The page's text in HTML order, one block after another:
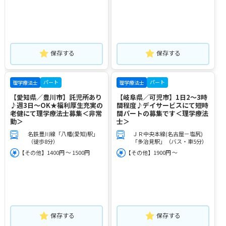
保存する 保存する
理学療法士 パート
【愛知県／豊川市】託児所あり
♪週3日～OK★福利厚生充実の
老健にて理学療法士募集＜非常
勤＞
名鉄豊川線「八幡(愛知)駅」
（徒歩8分）
【その他】1400円 ～ 1500円
保存する
理学療法士 パート
【岐阜県／可児市】1日2～3時
間程度♪デイサービスにて短時
間パートの募集です＜理学療法
士＞
ＪＲ中央本線(名古屋－塩尻)
「多治見駅」（バス・車5分）
【その他】1900円 ～
保存する